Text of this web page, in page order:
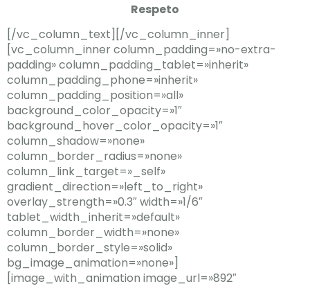
Respeto
[/vc_column_text][/vc_column_inner]
[vc_column_inner column_padding=»no-extra-
padding» column_padding_tablet=»inherit»
column_padding_phone=»inherit»
column_padding_position=»all»
background_color_opacity=»1″
background_hover_color_opacity=»1″
column_shadow=»none»
column_border_radius=»none»
column_link_target=»_self»
gradient_direction=»left_to_right»
overlay_strength=»0.3″ width=»1/6″
tablet_width_inherit=»default»
column_border_width=»none»
column_border_style=»solid»
bg_image_animation=»none»]
[image_with_animation image_url=»892″